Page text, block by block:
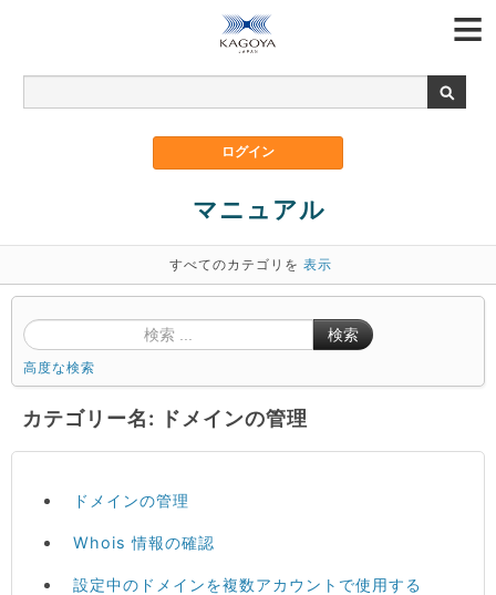
マニュアル
すべてのカテゴリを 表示
検索
高度な検索
カテゴリー名: ドメインの管理
ドメインの管理
Whois 情報の確認
設定中のドメインを複数アカウントで使用する